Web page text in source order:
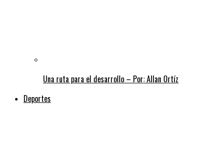
Una ruta para el desarrollo – Por: Allan Ortíz
Deportes